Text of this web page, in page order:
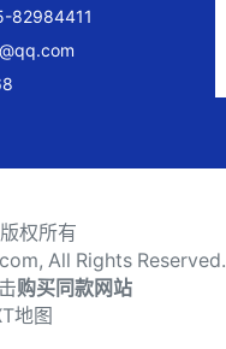
82984411
权所有
All Rights Reserved.
购买同款网站
地图